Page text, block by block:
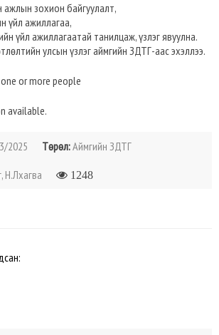
ажлын зохион байгуулалт,
үйл ажиллагаа,
үйл ажиллагаатай танилцаж, үзлэг явуулна.
улсын үзлэг аймгийн ЗДТГ-аас эхэллээ.
2025 Төрөл:Аймгийн ЗДТГ
Н.Лхагва 1248